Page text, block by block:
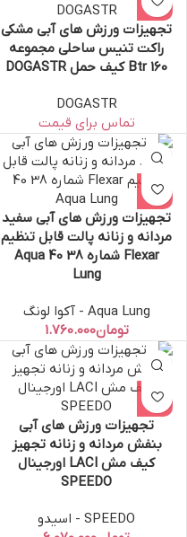
تجهیزات ورزش های آبی مشکی
راکت تنیس ساحلی مجموعه
Btr 160 کیف حمل DOGASTR
DOGASTR
تجهیزات ورزش های آبی سفید
مردانه و زنانه پالت قابل تنظیم
Flexar شماره 38 40 Aqua
Lung
Aqua Lung - آکوا لونگ
تومان
تجهیزات ورزش های آبی
بنفش مردانه و زنانه تجهیز
کیف مش LACI اورجینال
SPEEDO
SPEEDO - اسیدو